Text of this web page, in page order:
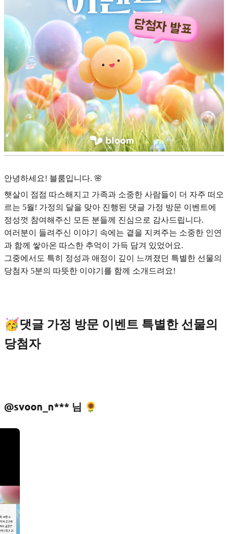
안녕하세요! 블룸입니다. 🌸
햇살이 점점 따스해지고 가족과 소중한 사람들이 더 자주 떠오
르는 5월! 가정의 달을 맞아 진행된 댓글 가정 방문 이벤트에
정성껏 참여해주신 모든 분들께 진심으로 감사드립니다.
여러분이 들려주신 이야기 속에는 곁을 지켜주는 소중한 인연
과 함께 쌓아온 따스한 추억이 가득 담겨 있었어요.
그중에서도 특히 정성과 애정이 깊이 느껴졌던 특별한 선물의
당첨자 5분의 따뜻한 이야기를 함께 소개드려요!
🥳댓글 가정 방문 이벤트 특별한 선물의
당첨자
@svoon_n*** 님 🌻